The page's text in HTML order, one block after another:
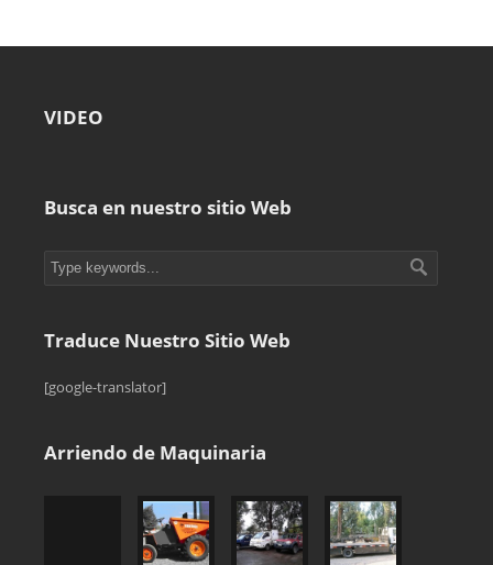
VIDEO
Busca en nuestro sitio Web
Traduce Nuestro Sitio Web
[google-translator]
Arriendo de Maquinaria